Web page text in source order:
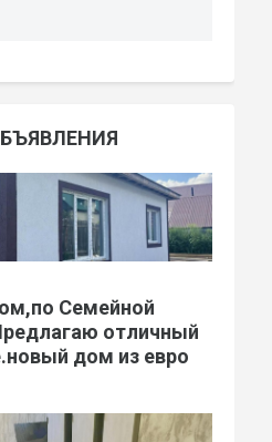
Семейной
отличный
дом из евро